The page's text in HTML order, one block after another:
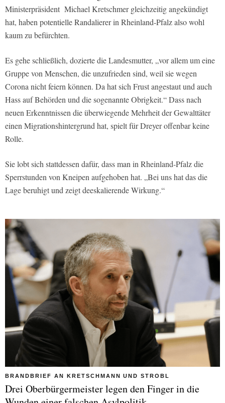
Ministerpräsident Michael Kretschmer gleichzeitig angekündigt
hat, haben potentielle Randalierer in Rheinland-Pfalz also wohl
kaum zu befürchten.
Es gehe schließlich, dozierte die Landesmutter, „vor allem um eine
Gruppe von Menschen, die unzufrieden sind, weil sie wegen
Corona nicht feiern können. Da hat sich Frust angestaut und auch
Hass auf Behörden und die sogenannte Obrigkeit.“ Dass nach
neuen Erkenntnissen die überwiegende Mehrheit der Gewalttäter
einen Migrationshintergrund hat, spielt für Dreyer offenbar keine
Rolle.
Sie lobt sich stattdessen dafür, dass man in Rheinland-Pfalz die
Sperrstunden von Kneipen aufgehoben hat. „Bei uns hat das die
Lage beruhigt und zeigt deeskalierende Wirkung.“
BRANDBRIEF AN KRETSCHMANN UND STROBL
Drei Oberbürgermeister legen den Finger in die